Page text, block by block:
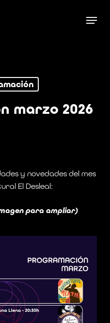
Menu
marzo 2026
y novedades del mes
El Desleal:
para ampliar)